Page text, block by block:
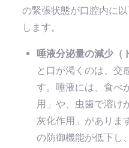
の緊張状態が口腔内に
します。
唾液分泌量の減少（
と口が渇くのは、交
す。唾液には、食べ
用」や、虫歯で溶け
灰化作用」がありま
の防御機能が低下し